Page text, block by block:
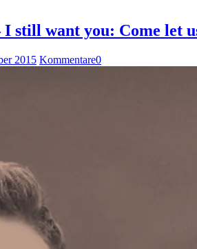
still want you: Come let
2015 Kommentare0